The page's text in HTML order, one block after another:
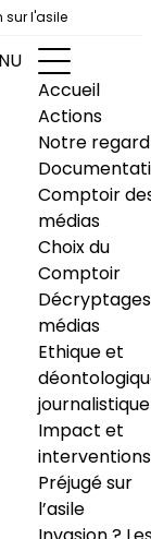
sur l'asile
Accueil
Actions
Notre regard
Comptoir
médias
Choix du
Comptoir
Décryptages
médias
Ethique et
journalistique
Impact et
interventions
Préjugé sur
l’asile